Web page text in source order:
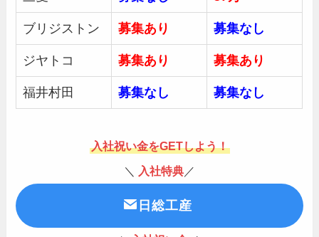
ブリジストン 募集あり 募集なし
ジヤトコ 募集あり 募集あり
福井村田 募集なし 募集なし
入社祝い金をGETしよう！
＼
入社特典 ／
日総工産